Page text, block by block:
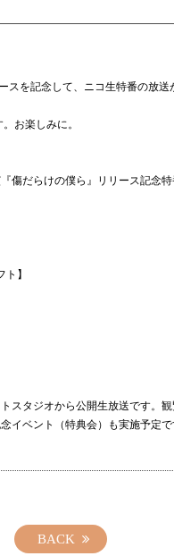
スを記念して、ニコ生特番の放送
お楽しみに。
傷だらけの僕ら』リリース記念特
】
スタジオから公開生放送です。観
イベント（特典会）も実施予定で
BACK